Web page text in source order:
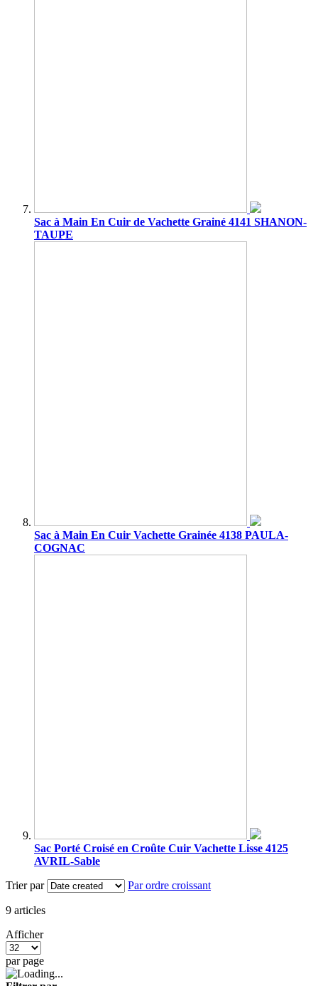
Sac à Main En Cuir de Vachette Grainé 4141 SHANON-
TAUPE
Sac à Main En Cuir Vachette Grainée 4138 PAULA-
COGNAC
Sac Porté Croisé en Croûte Cuir Vachette Lisse 4125
AVRIL-Sable
Trier par
Par ordre croissant
9 articles
Afficher
par page